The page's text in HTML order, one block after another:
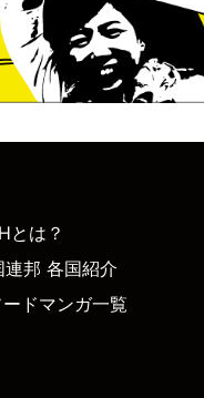
とは？
邦 各国紹介
ドマンガ一覧